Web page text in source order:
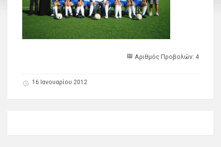
Αριθμός Προβολών: 4
16 Ιανουαρίου 2012